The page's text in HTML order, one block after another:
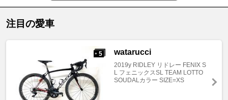
注目の愛車
+ 5 watarucci
2019y RIDLEY リドレー FENIX S
L フェニックスSL TEAM LOTTO
SOUDALカラー SIZE=XS